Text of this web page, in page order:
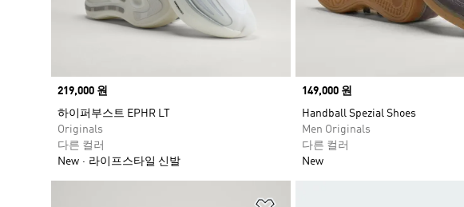
Price
219,000 원
하이퍼부스트 EPHR LT
Originals
다른 컬러
New
라이프스타일 신발
Price
149,000 원
Handball Spezial Shoes
Men Originals
다른 컬러
New